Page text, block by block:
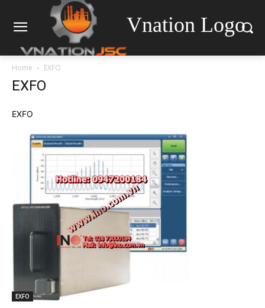
Vnation Logo
Home EXFO
EXFO
EXFO
EXFO